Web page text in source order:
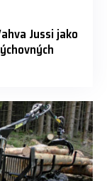
Jussi jako